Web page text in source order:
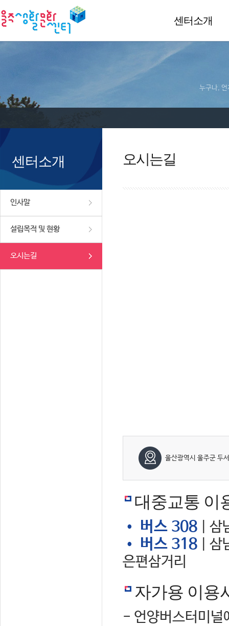
센터소개
누구나, 언
센터소개
인사말
설립목적 및 현황
오시는길
오시는길
울산광역시 울주군 두
대중교통 이
• 버스 308 | 삼
• 버스 318 | 삼
은편삼거리
자가용 이용
- 언양버스터미널